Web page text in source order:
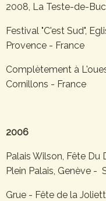
2008, La Teste-de-
Festival "C'est Sud",
Provence - France
Complètement à
Cornillons - France
2006
Palais Wilson, Fête
Plein Palais, Genève -
Grue - Fête de la